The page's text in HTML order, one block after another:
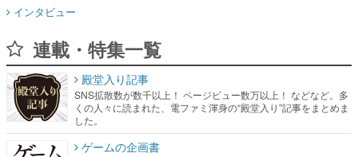
インタビュー
連載・特集一覧
殿堂入り記事
SNS拡散数が数千以上！ ページビュー数万以上！ などなど。多
くの人々に読まれた、電ファミ渾身の“殿堂入り”記事をまとめま
した。
ゲームの企画書